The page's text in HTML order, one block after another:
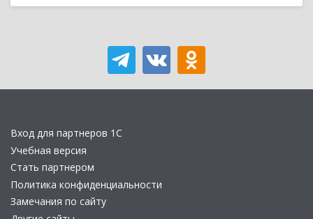
Вход для партнеров 1С
Учебная версия
Стать партнером
Политика конфиденциальности
Замечания по сайту